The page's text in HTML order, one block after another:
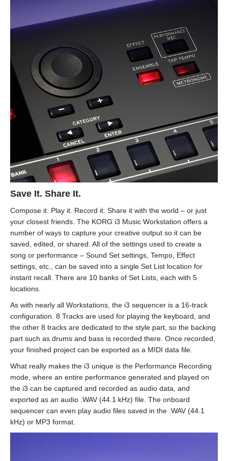
Save It. Share It.
Compose it. Play it. Record it. Share it with the world – or just
your closest friends. The KORG i3 Music Workstation offers a
number of ways to capture your creative output so it can be
saved, edited, or shared. All of the settings used to create a
song or performance – Sound Set settings, Tempo, Effect
settings, etc., can be saved into a single Set List location for
instant recall. There are 10 banks of Set Lists, each with 5
locations.
As with nearly all Workstations, the i3 sequencer is a 16-track
configuration. 8 Tracks are used for playing the keyboard, and
the other 8 tracks are dedicated to the style part, so the backing
part such as drums and bass is recorded there. Once recorded,
your finished project can be exported as a MIDI data file.
What really makes the i3 unique is the Performance Recording
mode, where an entire performance generated and played on
the i3 can be captured and recorded as audio data, and
exported as an audio .WAV (44.1 kHz) file. The onboard
sequencer can even play audio files saved in the .WAV (44.1
kHz) or MP3 format.